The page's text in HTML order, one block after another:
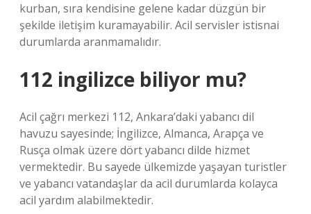
kurban, sıra kendisine gelene kadar düzgün bir
şekilde iletişim kuramayabilir. Acil servisler istisnai
durumlarda aranmamalıdır.
112 ingilizce biliyor mu?
Acil çağrı merkezi 112, Ankara’daki yabancı dil
havuzu sayesinde; İngilizce, Almanca, Arapça ve
Rusça olmak üzere dört yabancı dilde hizmet
vermektedir. Bu sayede ülkemizde yaşayan turistler
ve yabancı vatandaşlar da acil durumlarda kolayca
acil yardım alabilmektedir.